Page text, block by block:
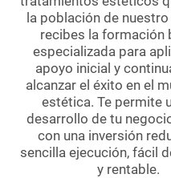
la población de
recibes la formación
especializada para
apoyo inicial y
alcanzar el éxito en el
estética. Te permite
desarrollo de tu
con una inversión
sencilla ejecución, fácil
y rentable.